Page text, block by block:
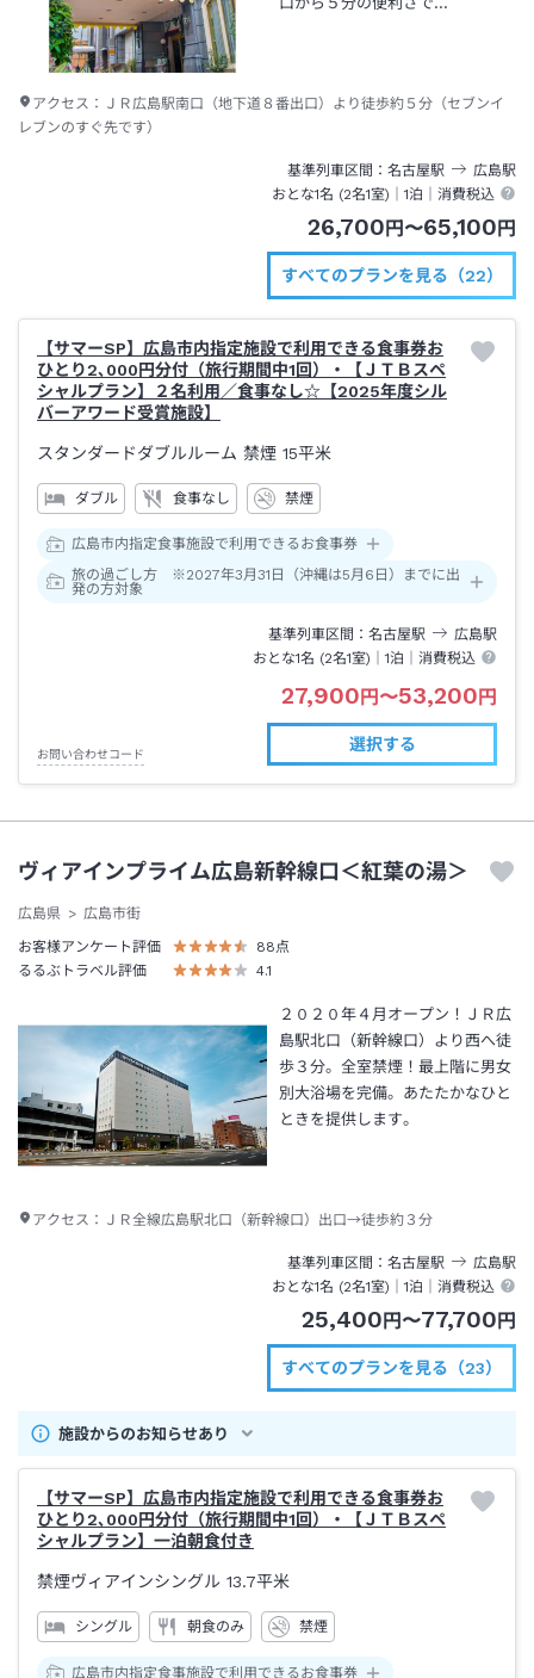
アクセス： ＪＲ広島駅南口（地下道８番出口）より徒歩約５分（セブンイ
レブンのすぐ先です）
基準列車区間 名古屋駅 広島駅
おとな1名 (2名1室)｜1泊 ｜消費税込
26,700円〜65,100円
すべてのプランを見る（22）
【サマーSP】広島市内指定施設で利用できる食事券お
ひとり2､000円分付（旅行期間中1回）・【ＪＴＢスペ
シャルプラン】２名利用／食事なし☆【2025年度シル
バーアワード受賞施設】
スタンダードダブルルーム 禁煙 15平米
ダブル 食事なし 禁煙
広島市内指定食事施設で利用できるお食事券
旅の過ごし方 ※2027年3月31日（沖縄は5月6日）までに出
発の方対象
基準列車区間 名古屋駅 広島駅
おとな1名 (2名1室)｜1泊 ｜消費税込
27,900円〜53,200円
お問い合わせコード
選択する
ヴィアインプライム広島新幹線口＜紅葉の湯＞
広島県
広島市街
お客様アンケート評価
88点
るるぶトラベル評価
4.1
２０２０年４月オープン！ＪＲ広
島駅北口（新幹線口）より西へ徒
歩３分。全室禁煙！最上階に男女
別大浴場を完備。あたたかなひと
ときを提供します。
アクセス： ＪＲ全線広島駅北口（新幹線口）出口→徒歩約３分
基準列車区間 名古屋駅 広島駅
おとな1名 (2名1室)｜1泊 ｜消費税込
25,400円〜77,700円
すべてのプランを見る（23）
施設からのお知らせあり
【サマーSP】広島市内指定施設で利用できる食事券お
ひとり2､000円分付（旅行期間中1回）・【ＪＴＢスペ
シャルプラン】一泊朝食付き
禁煙ヴィアインシングル 13.7平米
シングル 朝食のみ 禁煙
広島市内指定食事施設で利用できるお食事券